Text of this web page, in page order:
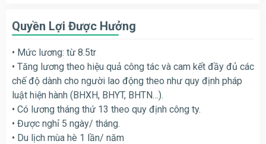
Quyền Lợi Được Hưởng
• Mức lương: từ 8.5tr
• Tăng lương theo hiệu quả công tác và cam kết đầy đủ các
chế độ dành cho người lao động theo như quy định pháp
luật hiện hành (BHXH, BHYT, BHTN…).
• Có lương tháng thứ 13 theo quy định công ty.
• Được nghỉ 5 ngày/ tháng.
• Du lịch mùa hè 1 lần/ năm